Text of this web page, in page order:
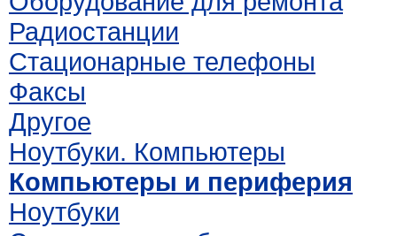
Радиостанции
Стационарные телефоны
Факсы
Другое
Ноутбуки. Компьютеры
Компьютеры и периферия
Ноутбуки